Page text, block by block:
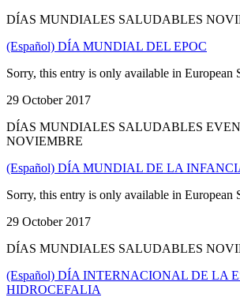
DÍAS MUNDIALES SALUDABLES
(Español) DÍA MUNDIAL DEL EPOC
Sorry, this entry is only available in European
29 October 2017
DÍAS MUNDIALES SALUDABLES
NOVIEMBRE
(Español) DÍA MUNDIAL DE LA
Sorry, this entry is only available in European
29 October 2017
DÍAS MUNDIALES SALUDABLES
(Español) DÍA INTERNACIONAL DE LA
HIDROCEFALIA